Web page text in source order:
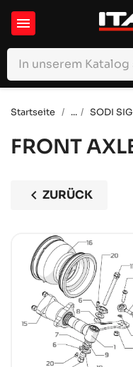

Startseite ... SODI
FRONT
chevron_left ZURÜCK